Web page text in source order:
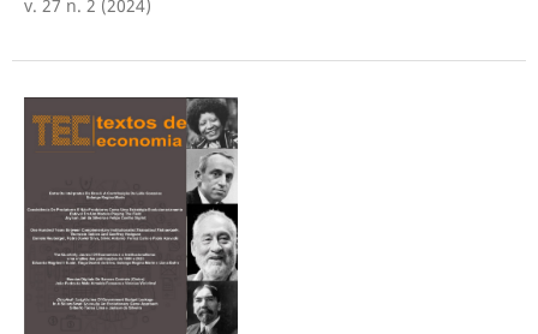
v. 27 n. 2 (2024)